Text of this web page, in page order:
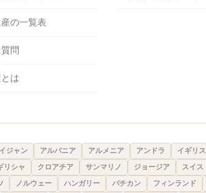
の一覧表
問
は
ジャン アルバニア アルメニア アンドラ イギリス
リシャ クロアチア サンマリノ ジョージア スイス
ノルウェー ハンガリー バチカン フィンランド